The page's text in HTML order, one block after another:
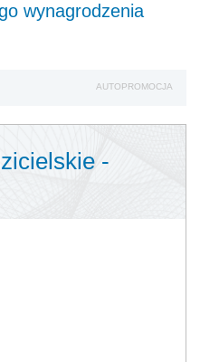
wynagrodzenia
AUTOPROMOCJA
-